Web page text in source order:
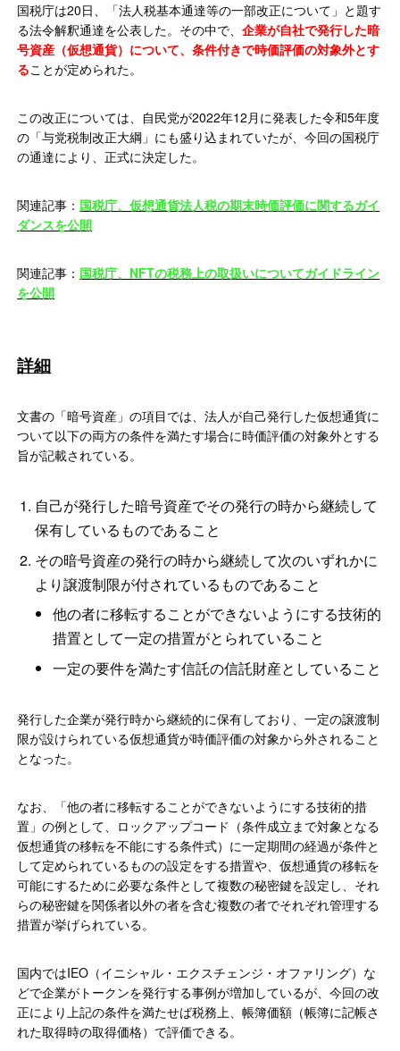
国税庁は20日、「法人税基本通達等の一部改正について」と題す
る法令解釈通達を公表した。その中で、企業が自社で発行した暗
号資産（仮想通貨）について、条件付きで時価評価の対象外とす
ることが定められた。
この改正については、自民党が2022年12月に発表した令和5年度
の「与党税制改正大綱」にも盛り込まれていたが、今回の国税庁
の通達により、正式に決定した。
関連記事： 国税庁、仮想通貨法人税の期末時価評価に関するガイ
ダンスを公開
関連記事： 国税庁、NFTの税務上の取扱いについてガイドライン
を公開
詳細
文書の「暗号資産」の項目では、法人が自己発行した仮想通貨に
ついて以下の両方の条件を満たす場合に時価評価の対象外とする
旨が記載されている。
自己が発行した暗号資産でその発行の時から継続して
保有しているものであること
その暗号資産の発行の時から継続して次のいずれかに
より譲渡制限が付されているものであること
他の者に移転することができないようにする技術的
措置として一定の措置がとられていること
一定の要件を満たす信託の信託財産としていること
発行した企業が発行時から継続的に保有しており、一定の譲渡制
限が設けられている仮想通貨が時価評価の対象から外されること
となった。
なお、「他の者に移転することができないようにする技術的措
置」の例として、ロックアップコード（条件成立まで対象となる
仮想通貨の移転を不能にする条件式）に一定期間の経過が条件と
して定められているものの設定をする措置や、仮想通貨の移転を
可能にするために必要な条件として複数の秘密鍵を設定し、それ
らの秘密鍵を関係者以外の者を含む複数の者でそれぞれ管理する
措置が挙げられている。
国内ではIEO（イニシャル・エクスチェンジ・オファリング）な
どで企業がトークンを発行する事例が増加しているが、今回の改
正により上記の条件を満たせば税務上、帳簿価額（帳簿に記帳さ
れた取得時の取得価格）で評価できる。